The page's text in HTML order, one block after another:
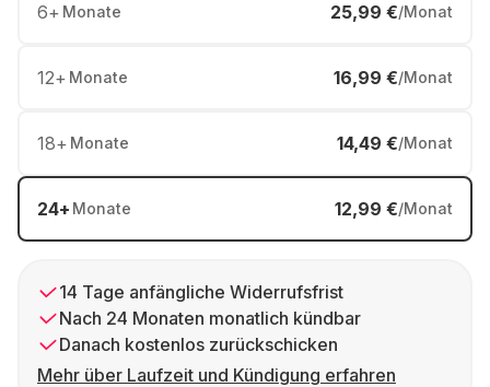
6+ Monate 25,99 €/Monat
12+ Monate 16,99 €/Monat
18+ Monate 14,49 €/Monat
24+ Monate 12,99 €/Monat
14 Tage anfängliche Widerrufsfrist
Nach 24 Monaten monatlich kündbar
Danach kostenlos zurückschicken
Mehr über Laufzeit und Kündigung erfahren